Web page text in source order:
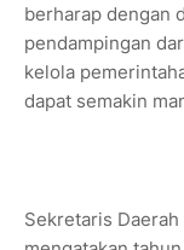
berharap dengan
pendampingan
kelola
dapat semakin
Sekretaris